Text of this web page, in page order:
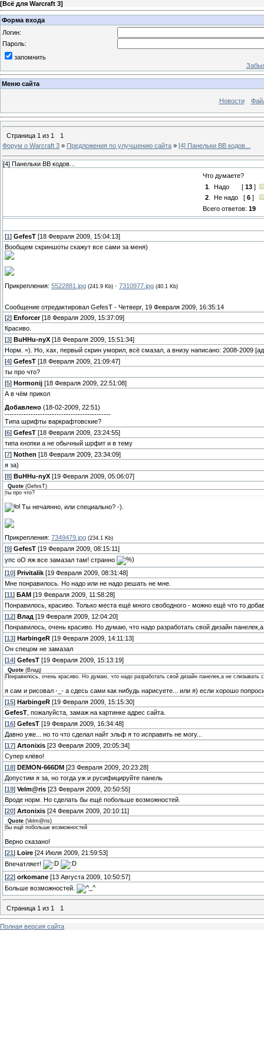
[Всё для Warcraft 3]
Форма входа
Логин:
Пароль:
запомнить
Меню сайта
Новости
Страница 1 из 1
1
Форум о Warcraft 3 » Предложения по улучшению сайта » [4] Панельки ВВ кодов...
[4] Панельки ВВ кодов...
Что думаете?
1. Надо [ 13]
2. Не надо [ 6]
Всего ответов: 19
[1 ] GefesT [18 Февраля 2009, 15:04:13]
Вообщем скриншоты скажут все сами за меня)
Прикрепления: 5522881.jpg (241.9 Kb) · 7310977.jpg (40.1 Kb)
Сообщение отредактировал GefesT - Четверг, 19 Февраля 2009, 16:35:14
[2] Enforcer[18 Февраля 2009, 15:37:09]
Красиво.
[3] BuHHu-nyX [18 Февраля 2009, 15:51:34]
Норм. =). Но, хах, первый скрин уморил, всё смазал, а внизу написано: 2008-2009
[4] GefesT [18 Февраля 2009, 21:09:47]
ты про что?
[5] Hormonij [18 Февраля 2009, 22:51:08]
А в чём прикол
Добавлено (18-02-2009, 22:51)
---------------------------------------------
Типа шрифты варкрафтовские?
[6] GefesT [18 Февраля 2009, 23:24:55]
типа кнопки а не обычный шрфит и в тему
[7] Nothen [18 Февраля 2009, 23:34:09]
я за)
[8] BuHHu-nyX [19 Февраля 2009, 05:06:07]
Quote (GefesT)
ты про что?
Ты нечаянно, или специально? -).
Прикрепления: 7349479.jpg (234.1 Kb)
[9] GefesT [19 Февраля 2009, 08:15:11]
упс оО яж все замазал там! странно
[10] Privitalik [19 Февраля 2009, 08:31:48]
Мне понравилось. Но надо или не надо решать не мне.
[11 ] БАМ [19 Февраля 2009, 11:58:28]
Понравилось, красиво. Только места ещё много свободного - можно ещё что то
[12] Влад [19 Февраля 2009, 12:04:20]
Понравилось, очень красиво. Но думаю, что надо разработать свой дизайн
[13] HarbingeR [19 Февраля 2009, 14:11:13]
Он спецом не замазал
[14] GefesT [19 Февраля 2009, 15:13:19]
Quote (Влад)
Понравилось, очень красиво. Но думаю, что надо разработать свой дизайн панелек,а не слизывать
я сам и рисовал -_- а сдесь сами как нибудь нарисуете... или я) если хорошо
[15] HarbingeR [19 Февраля 2009, 15:15:30]
GefesT , пожалуйста, замаж на картинке адрес сайта.
[16] GefesT [19 Февраля 2009, 16:34:48]
Давно уже... но то что сделал найт эльф я то исправить не могу...
[17] Artonixis [23 Февраля 2009, 20:05:34]
Супер клёво!
[18] DEMON-666DM [23 Февраля 2009, 20:23:28]
Допустим я за, но тогда уж и русифицируйте панель
[19] Velm@ris [23 Февраля 2009, 20:50:55]
Вроде норм. Но сделать бы ещё побольше возможностей.
[20] Artonixis [24 Февраля 2009, 20:10:11]
Quote (Velm@ris)
бы ещё побольше возможностей
Верно сказано!
[21 ] Loire [24 Июля 2009, 21:59:53]
Впечатляет!
[22] orkomane [13 Августа 2009, 10:50:57]
Больше возможностей.
Страница 1 из 1 1
Полная версия сайта